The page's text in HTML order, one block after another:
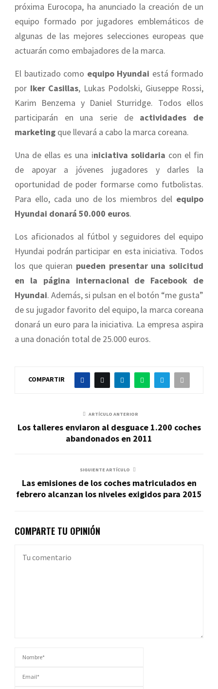
próxima Eurocopa, ha anunciado la creación de un
equipo formado por jugadores emblemáticos de
algunas de las mejores selecciones europeas que
actuarán como embajadores de la marca.
El bautizado como equipo Hyundai está formado
por Iker Casillas, Lukas Podolski, Giuseppe Rossi,
Karim Benzema y Daniel Sturridge. Todos ellos
participarán en una serie de actividades de
marketing que llevará a cabo la marca coreana.
Una de ellas es una iniciativa solidaria con el fin
de apoyar a jóvenes jugadores y darles la
oportunidad de poder formarse como futbolistas.
Para ello, cada uno de los miembros del equipo
Hyundai donará 50.000 euros.
Los aficionados al fútbol y seguidores del equipo
Hyundai podrán participar en esta iniciativa. Todos
los que quieran pueden presentar una solicitud
en la página internacional de Facebook de
Hyundai. Además, si pulsan en el botón “me gusta”
de su jugador favorito del equipo, la marca coreana
donará un euro para la iniciativa. La empresa aspira
a una donación total de 25.000 euros.
COMPARTIR
ARTÍCULO ANTERIOR
Los talleres enviaron al desguace 1.200 coches
abandonados en 2011
SIGUIENTE ARTÍCULO
Las emisiones de los coches matriculados en
febrero alcanzan los niveles exigidos para 2015
COMPARTE TU OPINIÓN